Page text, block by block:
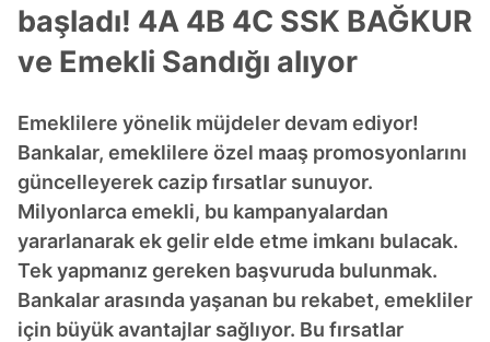
başladı! 4A 4B 4C SSK BAĞKUR
ve Emekli Sandığı alıyor
Emeklilere yönelik müjdeler devam ediyor!
Bankalar, emeklilere özel maaş promosyonlarını
güncelleyerek cazip fırsatlar sunuyor.
Milyonlarca emekli, bu kampanyalardan
yararlanarak ek gelir elde etme imkanı bulacak.
Tek yapmanız gereken başvuruda bulunmak.
Bankalar arasında yaşanan bu rekabet, emekliler
için büyük avantajlar sağlıyor. Bu fırsatlar